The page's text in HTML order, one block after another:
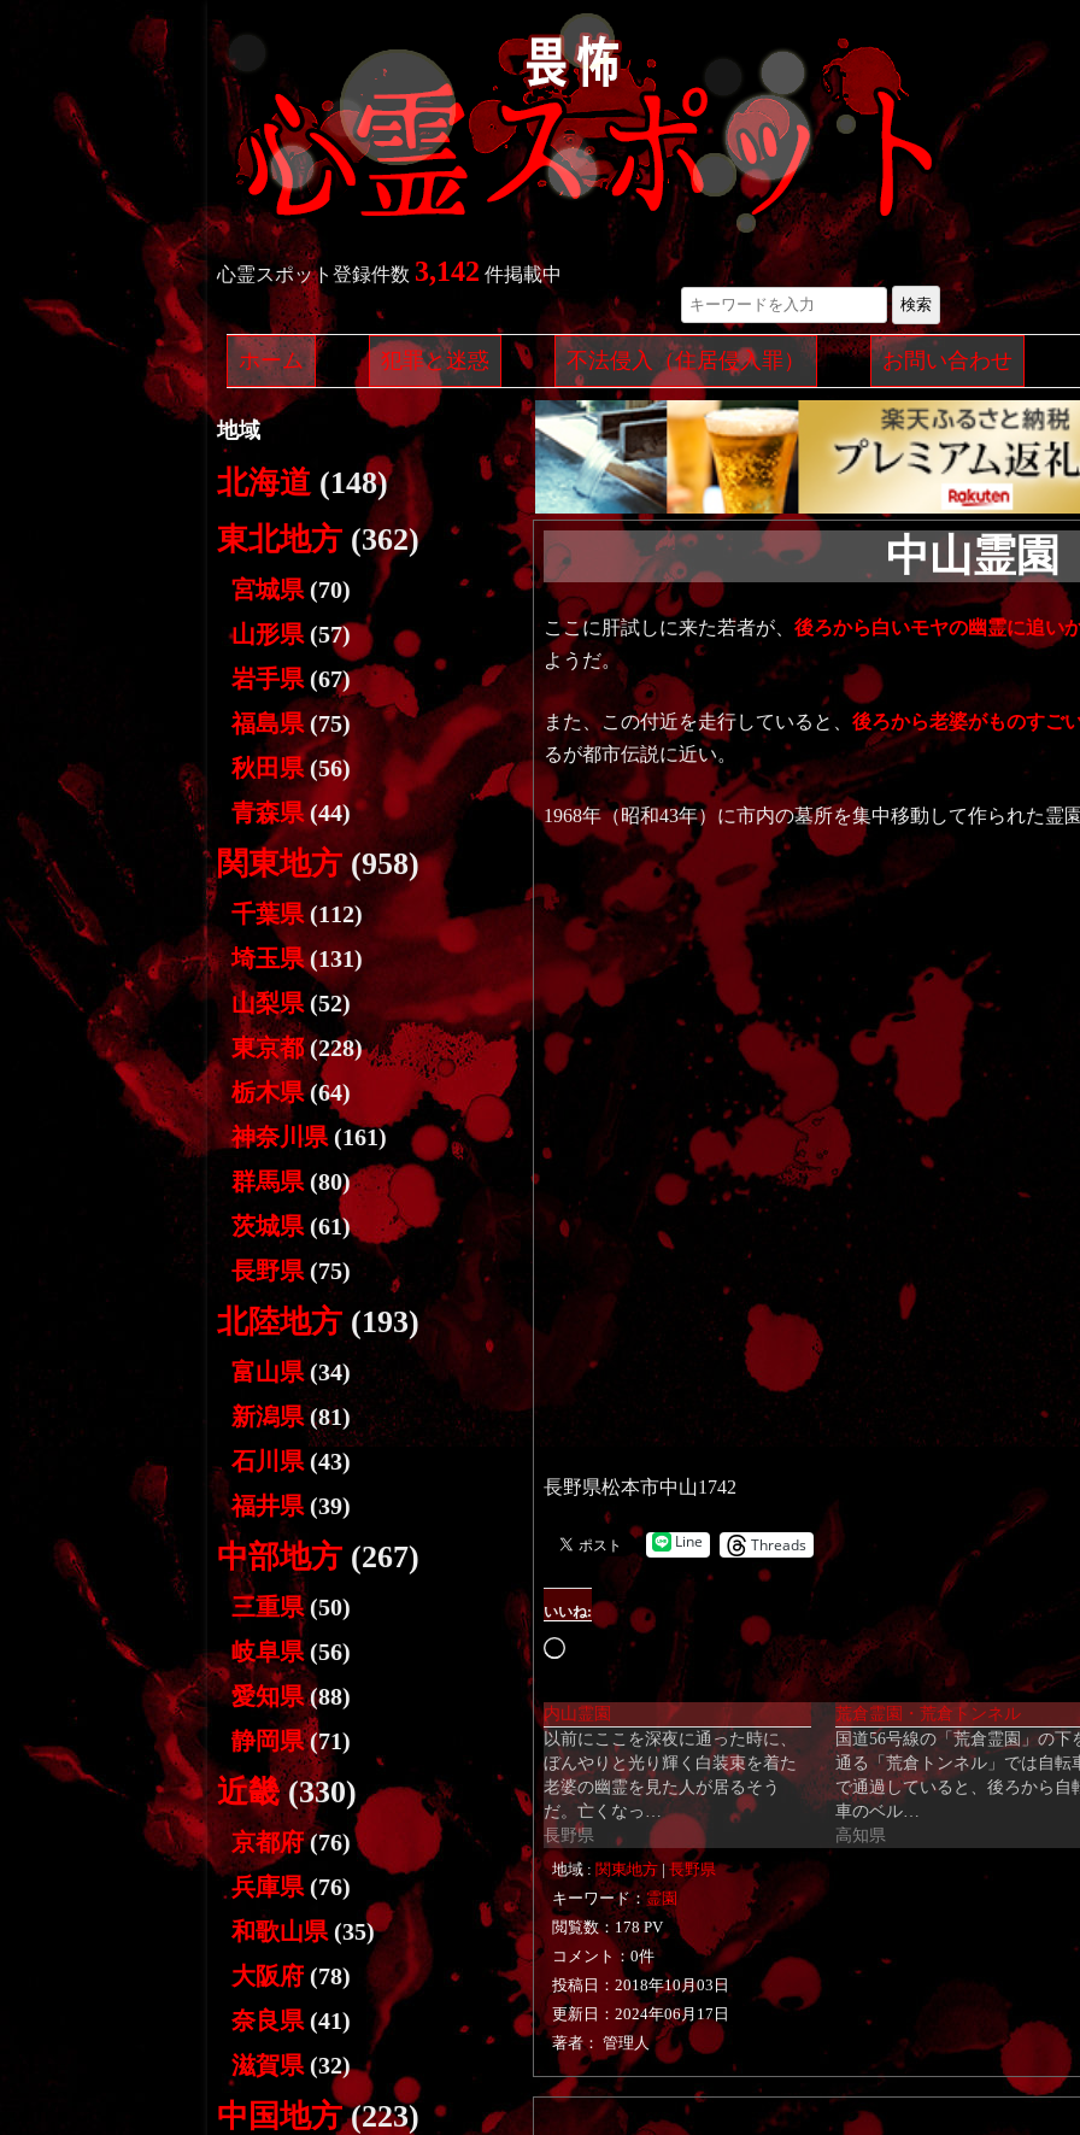
心霊スポット登録件数 3,142 件掲載中
検索
コ
ン
テ
ン
へ
プ
ホーム 犯罪と迷惑 不法侵入（住居侵入罪） お問い合わせ
中山霊園
ここに肝試しに来た若者が、 後ろから白いモヤの幽霊に追い
ようだ。
また、この付近を走行していると、 後ろから老婆がものすご
るが都市伝説に近い。
1968年（昭和43年）に市内の墓所を集中移動して作られた霊
長野県松本市中山1742
Line Threads
いいね:
読
込
み
中…
内山霊園
以前にここを深夜に通った時に、
ぼんやりと光り輝く白装束を着た
老婆の幽霊を見た人が居るそう
だ。亡くなっ…
長野県
荒倉霊園・荒倉トンネル
国道56号線の「荒倉霊園」の下
通る「荒倉トンネル」では自転
で通過していると、後ろから自
車のベル…
高知県
地域 : 関東地方|長野県
キーワード： 霊園
閲覧数：178 PV
コメント：0件
投稿日： 2018年10月03日
更新日： 2024年06月17日
著者： 管理人
地域
北海道(148)
東北地方 (362)
宮城県 (70)
山形県 (57)
岩手県 (67)
福島県 (75)
秋田県(56)
青森県(44)
関東地方(958)
千葉県 (112)
埼玉県(131)
山梨県(52)
東京都(228)
栃木県(64)
神奈川県 (161)
群馬県 (80)
茨城県 (61)
長野県 (75)
北陸地方 (193)
富山県(34)
新潟県(81)
石川県 (43)
福井県 (39)
中部地方 (267)
三重県(50)
岐阜県 (56)
愛知県(88)
静岡県(71)
近畿(330)
京都府(76)
兵庫県 (76)
和歌山県 (35)
大阪府 (78)
奈良県 (41)
滋賀県 (32)
中国地方(223)